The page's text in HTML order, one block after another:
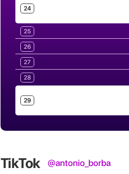
24
25
26
27
28
29
TikTok @antonio_borba